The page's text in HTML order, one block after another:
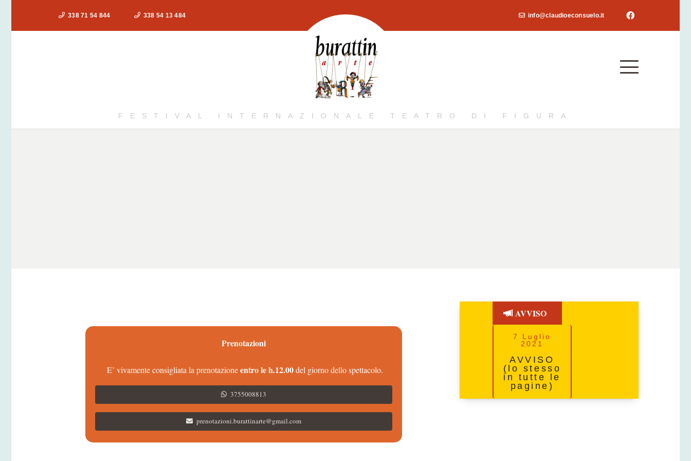
338 71 54 844 338 54 13 484 info@claudioeconsuelo.it
FESTIVAL INTERNAZIONALE TEATRO DI FIGURA
Prenotazioni
E’ vivamente consigliata la prenotazioneentro le h.12.00del giorno dello spettacolo.
3755008813
prenotazioni.burattinarte@gmail.com
AVVISO
7 Luglio
2021
AVVISO
(lo stesso
in tutte le
pagine)